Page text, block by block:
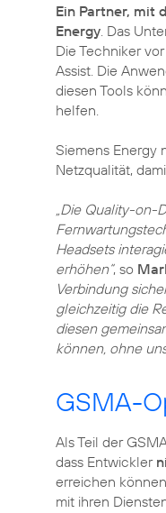
Ein Partner, mit
Energy . Das
Die Techniker
Assist. Die
diesen Tools
helfen.
Siemens Energy
Netzqualität,
„Die Quality-
Headsets
erhöhen“, so
Verbindung
gleichzeitig die
diesen
können, ohne
GSMA-
Als Teil der
dass Entwickler
erreichen
mit ihren